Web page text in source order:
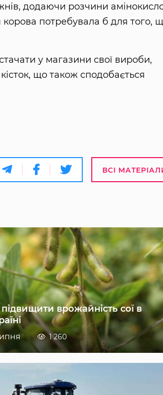
додаючи розчини
потребувала б для того,
у магазини свої вироби,
що також сподобається
ВСІ
врожайність сої в
1 260